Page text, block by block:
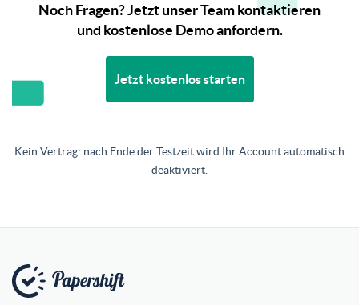
Noch Fragen? Jetzt unser Team kontaktieren
und kostenlose Demo anfordern.
Jetzt kostenlos starten
Kein Vertrag: nach Ende der Testzeit wird Ihr Account automatisch
deaktiviert.